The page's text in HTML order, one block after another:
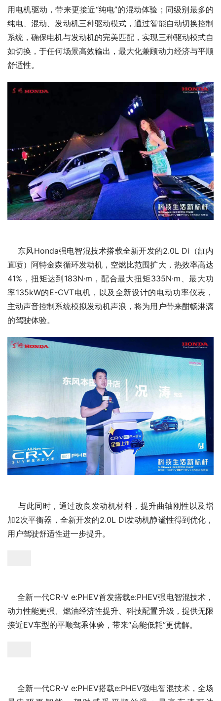
用电机驱动，带来更接近“纯电”的混动体验；同级别最多的
纯电、混动、发动机三种驱动模式，通过智能自动切换控制
系统，确保电机与发动机的完美匹配，实现三种驱动模式自
如切换，于任何场景高效输出，最大化兼顾动力经济与平顺
舒适性。
东风Honda强电智混技术搭载全新开发的2.0L Di（缸内
直喷）阿特金森循环发动机，空燃比范围扩大，热效率高达
41%，扭矩达到183N·m，配合最大扭矩335N·m、最大功
率135kW的E-CVT电机，以及全新设计的电动功率仪表，
主动声音控制系统模拟发动机声浪，将为用户带来酣畅淋漓
的驾驶体验。
与此同时，通过改良发动机材料，提升曲轴刚性以及增
加2次平衡器，全新开发的2.0L Di发动机静谧性得到优化，
用户驾驶舒适性进一步提升。
全新一代CR-V e:PHEV首发搭载e:PHEV强电智混技术，
动力性能更强、燃油经济性提升、科技配置升级，提供无限
接近EV车型的平顺驾乘体验，带来“高能低耗”更优解。